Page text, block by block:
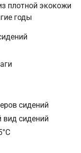
данных
ваших
запроса введите
плотной экокожи
годы
сидений
вид сидений